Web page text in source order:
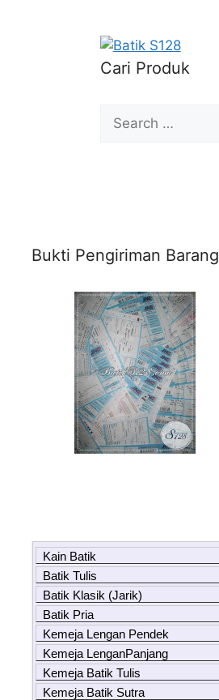
Cari Produk
Search
for:
Bukti Pengiriman Barang
Kain Batik
Batik Tulis
Batik Klasik (Jarik)
Batik Pria
Kemeja Lengan Pendek
Kemeja LenganPanjang
Kemeja Batik Tulis
Kemeja Batik Sutra